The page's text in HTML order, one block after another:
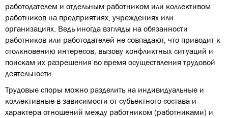
работодателем и отдельным работником или коллективом
работников на предприятиях, учреждениях или
организациях. Ведь иногда взгляды на обязанности
работников или работодателей не совпадают, что приводит к
столкновению интересов, вызову конфликтных ситуаций и
поискам их разрешения во время осуществления трудовой
деятельности.
Трудовые споры можно разделить на индивидуальные и
коллективные в зависимости от субъектного состава и
характера отношений между работником (работниками) и